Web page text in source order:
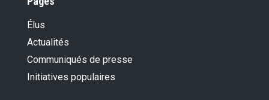
Élus
Actualités
Communiqués de presse
Initiatives populaires